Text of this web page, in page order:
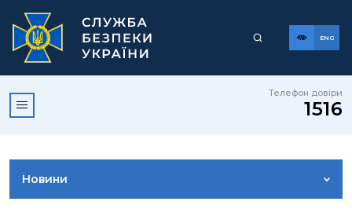
ENG
Телефон довіри
1516
Новини